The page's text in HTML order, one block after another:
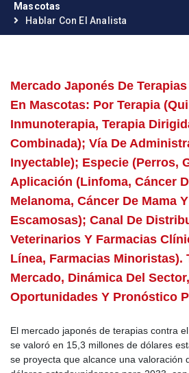
Mascotas
Hablar Con El Analista
Mercado Japonés De
En Mascotas: Por Terapia
Inmunoterapia, Terapia
Combinada); Vía De
Inyectable); Especie (perros,
Aplicación (linfoma, Cáncer
Melanoma, Cáncer De Mama
Escamosas); Canal De
Veterinarios Y Farmacias
Línea, Farmacias Minoristas).
Mercado, Dinámica Del
Oportunidades Y Pronóstico
El mercado japonés de terapias contra
se valoró en 15,3 millones de dólares
se proyecta que alcance una valoración